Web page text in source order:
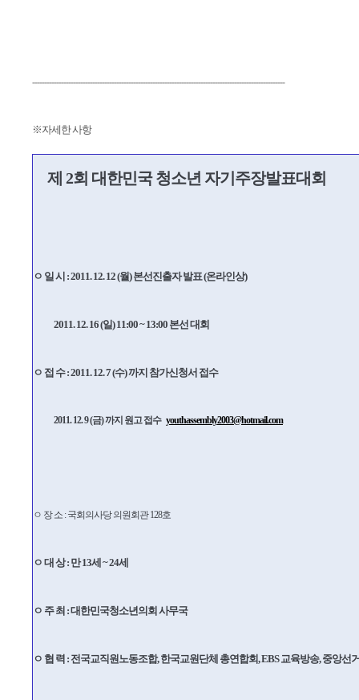
---------------------------------------------------------------------------------------------------------
※자세한 사항
제 2회 대한민국 청소년 자기주장발표대회
ㅇ 일 시 : 2011. 12. 12 (월) 본선진출자 발표 (온라인상)
2011. 12. 16 (일) 11:00 ~ 13:00 본선 대회
ㅇ 접 수 : 2011. 12. 7 (수) 까지 참가신청서 접수
2011. 12. 9 (금) 까지 원고 접수 youthassembly2003@hotmail.com
ㅇ 장 소 : 국회의사당 의원회관 128호
ㅇ 대 상 : 만 13세 ~ 24세
ㅇ 주 최 : 대한민국청소년의회 사무국
ㅇ 협 력 : 전국교직원노동조합, 한국교원단체 총연합회, EBS 교육방송, 중앙